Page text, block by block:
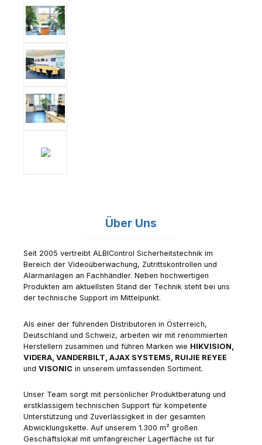
Über Uns
Seit 2005 vertreibt ALBIControl Sicherheitstechnik im
Bereich der Videoüberwachung, Zutrittskontrollen und
Alarmanlagen an Fachhändler. Neben hochwertigen
Produkten am aktuellsten Stand der Technik steht bei uns
der technische Support im Mittelpunkt.
Als einer der führenden Distributoren in Österreich,
Deutschland und Schweiz, arbeiten wir mit renommierten
Herstellern zusammen und führen Marken wie HIKVISION,
VIDERA, VANDERBILT, AJAX SYSTEMS, RUIJIE REYEE
und VISONIC in unserem umfassenden Sortiment.
Unser Team sorgt mit persönlicher Produktberatung und
erstklassigem technischen Support für kompetente
Unterstützung und Zuverlässigkeit in der gesamten
Abwicklungskette. Auf unserem 1.300 m² großen
Geschäftslokal mit umfangreicher Lagerfläche ist für